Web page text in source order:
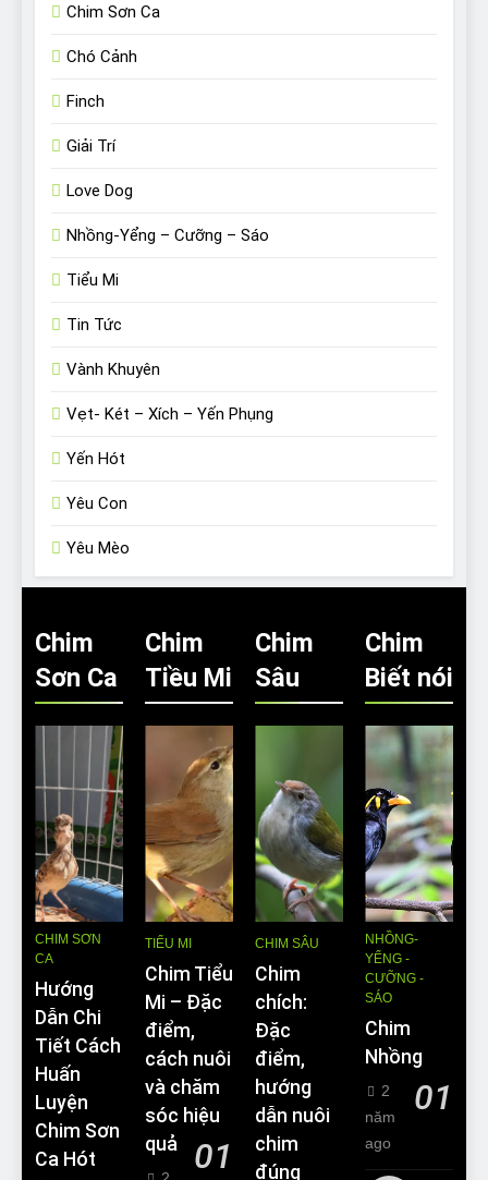
Chim Sơn Ca
Chó Cảnh
Finch
Giải Trí
Love Dog
Nhồng-Yểng – Cưỡng – Sáo
Tiểu Mi
Tin Tức
Vành Khuyên
Vẹt- Két – Xích – Yến Phụng
Yến Hót
Yêu Con
Yêu Mèo
Chim
Sơn Ca
CHIM SƠN
CA
Hướng
Dẫn Chi
Tiết Cách
Huấn
Luyện
Chim Sơn
Ca Hót
Chim
Tiều Mi
TIỂU MI
Chim Tiểu
Mi – Đặc
điểm,
cách nuôi
và chăm
sóc hiệu
quả
01
Chim
Sâu
CHIM SÂU
Chim
chích:
Đặc
điểm,
hướng
dẫn nuôi
chim
đúng
Chim
Biết nói
NHỒNG-
YỂNG -
CƯỠNG -
SÁO
Chim
Nhồng
01
2
năm
ago